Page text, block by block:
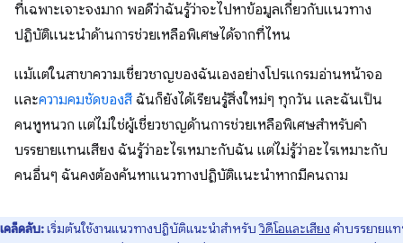
ที่เฉพาะเจาะจงมาก พอดีว่าฉันรู้ว่าจะไปหาข้อมูลเกี่ยวกับแนวทาง
ปฏิบัติแนะนำด้านการช่วยเหลือพิเศษได้จากที่ไหน
แม้แต่ในสาขาความเชี่ยวชาญของฉันเองอย่างโปรแกรมอ่านหน้าจอ
และความคมชัดของสี ฉันก็ยังได้เรียนรู้สิ่งใหม่ๆ ทุกวัน และฉันเป็น
คนหูหนวก แต่ไม่ใช่ผู้เชี่ยวชาญด้านการช่วยเหลือพิเศษสำหรับคำ
บรรยายแทนเสียง ฉันรู้ว่าอะไรเหมาะกับฉัน แต่ไม่รู้ว่าอะไรเหมาะกับ
คนอื่นๆ ฉันคงต้องค้นหาแนวทางปฏิบัติแนะนำหากมีคนถาม
เคล็ดลับ:เริ่มต้นใช้งานแนวทางปฏิบัติแนะนำสำหรับวิดีโอและเสียง คำบรรยายแ